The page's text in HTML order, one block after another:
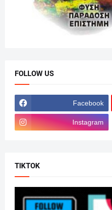
FOLLOW US
Facebook
Instagram
TIKTOK